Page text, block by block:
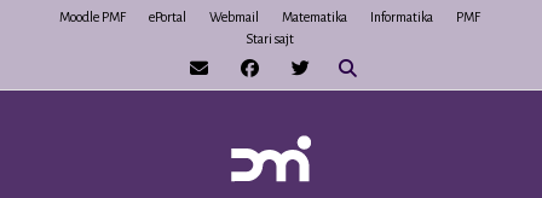
Moodle PMF ePortal Webmail Matematika Informatika
PMF
Stari sajt